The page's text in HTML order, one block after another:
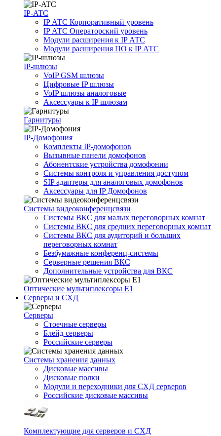
IP-ATC
IP АТС Корпоративный уровень
IP АТС Операторский уровень
Модули расширения к IP АТС
Модули расширения ПО к IP АТС
IP-шлюзы
VoIP GSM шлюзы
Цифровые IP шлюзы
VoIP шлюзы аналоговые
Аксессуары к IP шлюзам
Гарнитуры
IP-Домофония
Комплекты IP-домофонов
Вызывные панели домофонов
Абонентские устройства домофонии
Системы контроля и управления доступом
SIP адаптеры для аналоговых домофонов
Аксессуары для IP Домофонов
Системы видеоконференцсвязи
Системы ВКС для малых переговорных комнат
Системы ВКС для средних переговорных комнат
Системы ВКС для аудиторий и больших
переговорных комнат
Безбумажные конференц-системы
Серверные решения ВКС
Дополнительные устройства для ВКС
Оптические мультиплексоры Е1
Серверы и СХД
Серверы
Стоечные серверы
Блейд серверы
Российские серверы
Системы хранения данных
Дисковые массивы
Дисковые полки
Модули и переходники для СХД серверов
Российские дисковые массивы
Комплектующие для серверов и СХД